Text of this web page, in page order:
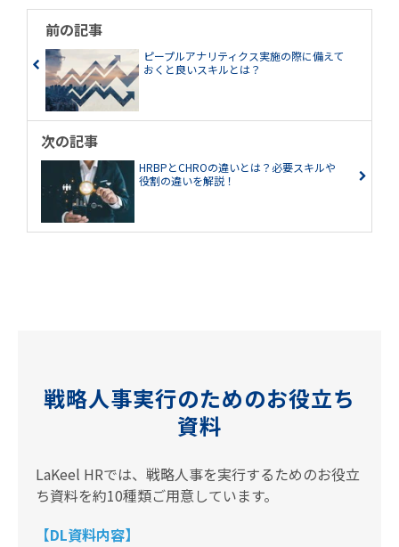
前の記事
ピープルアナリティクス実施の際に備えて
おくと良いスキルとは？
次の記事
HRBPとCHROの違いとは？必要スキルや
役割の違いを解説！
戦略人事実行のためのお役立ち
資料
LaKeel HRでは、戦略人事を実行するためのお役立
ち資料を約10種類ご用意しています。
【DL資料内容】